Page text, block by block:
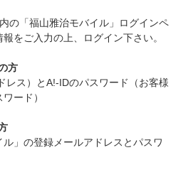
の「福山雅治モバイル」ログインペ
をご入力の上、ログイン下さい。
方
レス）とA!-IDのパスワード（お客様
ード）
ル」の登録メールアドレスとパスワ